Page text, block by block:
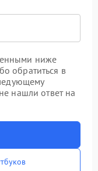
ниже
обратиться в
нашли ответ на